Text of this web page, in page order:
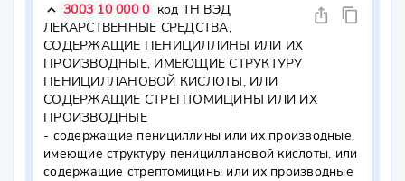
ios_share content_copy
keyboard_arrow_down 3003 10 000 0 код ТН ВЭД
ЛЕКАРСТВЕННЫЕ СРЕДСТВА,
СОДЕРЖАЩИЕ ПЕНИЦИЛЛИНЫ ИЛИ ИХ
ПРОИЗВОДНЫЕ, ИМЕЮЩИЕ СТРУКТУРУ
ПЕНИЦИЛЛАНОВОЙ КИСЛОТЫ, ИЛИ
СОДЕРЖАЩИЕ СТРЕПТОМИЦИНЫ ИЛИ ИХ
ПРОИЗВОДНЫЕ
- содержащие пенициллины или их производные,
имеющие структуру пенициллановой кислоты, или
содержащие стрептомицины или их производные